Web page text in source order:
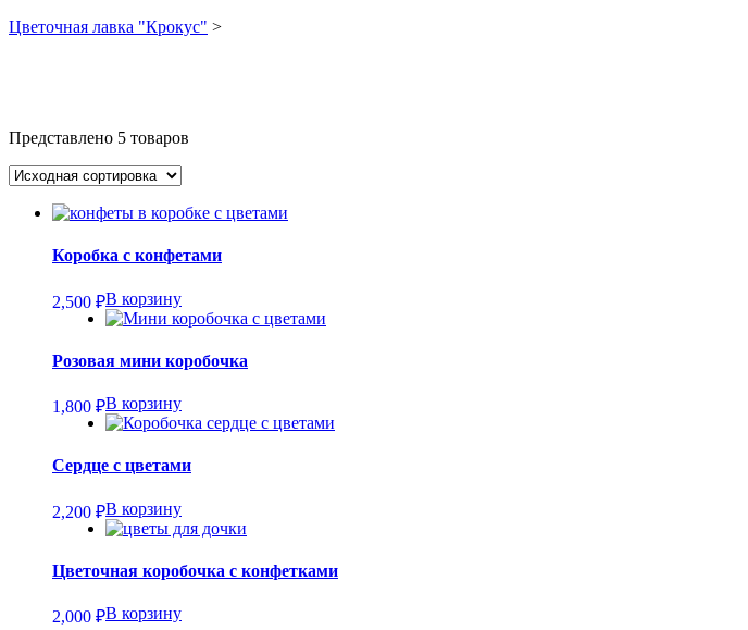
Цветочная лавка "Крокус" >
Представлено 5 товаров
Коробка с конфетами
2,500 ₽В корзину
Розовая мини коробочка
1,800 ₽В корзину
Сердце с цветами
2,200 ₽В корзину
Цветочная коробочка с конфетками
2,000 ₽В корзину